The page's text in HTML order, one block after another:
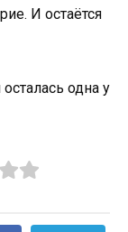
И остаётся
одна у